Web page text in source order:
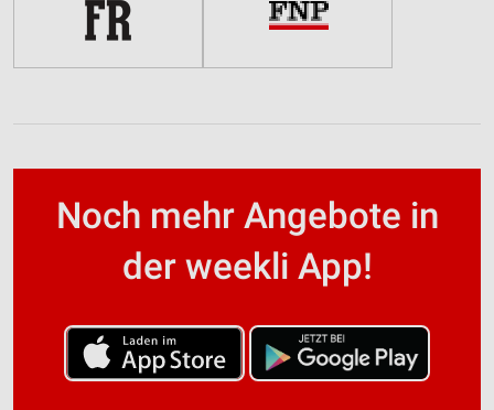
Noch mehr Angebote in
der weekli App!